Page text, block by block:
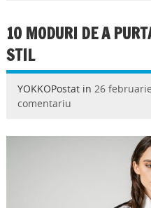
10 MODURI DE A
STIL
YOKKOPostat in 26
comentariu